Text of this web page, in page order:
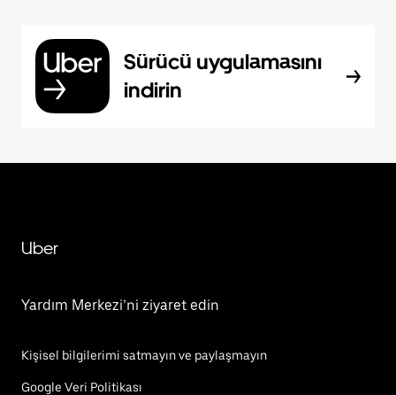
Sürücü uygulamasını
indirin
Uber
Yardım Merkezi’ni ziyaret edin
Kişisel bilgilerimi satmayın ve paylaşmayın
Google Veri Politikası